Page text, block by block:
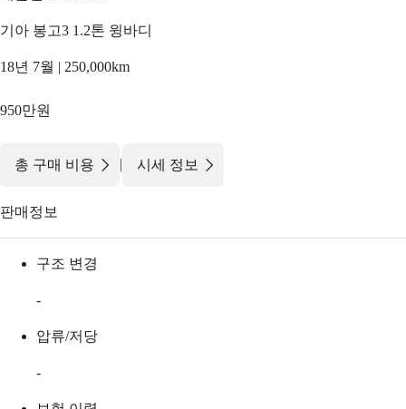
기아 봉고3 1.2톤 윙바디
18년 7월 | 250,000km
950만원
총 구매 비용 | 시세 정보
판매정보
구조 변경
-
압류/저당
-